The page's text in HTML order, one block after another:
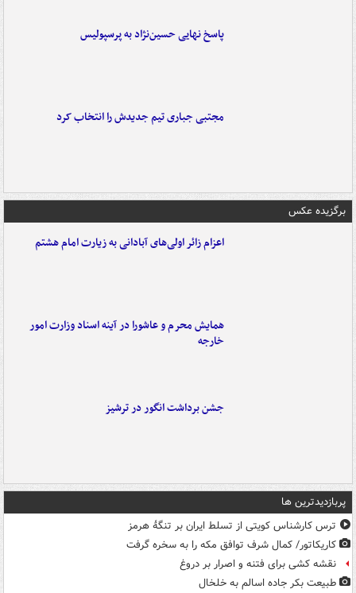
پاسخ نهایی حسین‌نژاد به پرسپولیس
مجتبی جباری تیم جدیدش را انتخاب کرد
برگزیده عکس
اعزام زائر اولی‌های آبادانی به زیارت امام هشتم
همایش محرم و عاشورا در آینه اسناد وزارت امور
خارجه
جشن برداشت انگور در ترشیز
پربازدیدترین ها
ترس کارشناس کویتی از تسلط ایران بر تنگۀ هرمز
کاریکاتور/ کمال شرف توافق مکه را به سخره گرفت
نقشه کشی برای فتنه و اصرار بر دروغ
طبیعت بکر جاده اسالم به خلخال